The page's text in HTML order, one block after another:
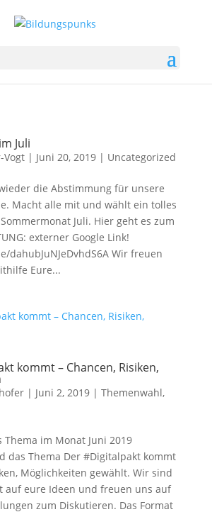
Juli
Vogt| Juni 20, 2019| Uncategorized
die Abstimmung für unsere
Macht alle mit und wählt ein tolles
Juli. Hier geht es zum
externer Google Link!
dahubJuNJeDvhdS6A Wir freuen
Eure...
kommt – Chancen, Risiken,
| Juni 2, 2019| Themenwahl,
im Monat Juni 2019
das Thema Der #Digitalpakt kommt
Möglichkeiten gewählt. Wir sind
auf eure Ideen und freuen uns auf
zum Diskutieren. Das Format